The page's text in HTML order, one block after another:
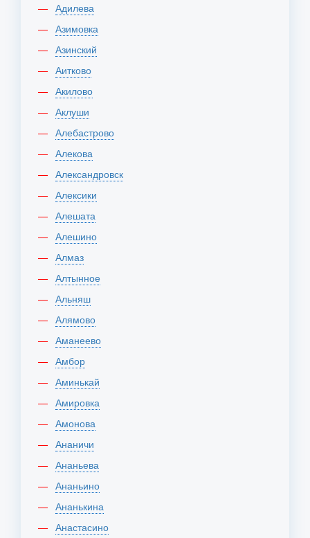
Адилева
Азимовка
Азинский
Аитково
Акилово
Аклуши
Алебастрово
Алекова
Александровск
Алексики
Алешата
Алешино
Алмаз
Алтынное
Альняш
Алямово
Аманеево
Амбор
Аминькай
Амировка
Амонова
Ананичи
Ананьева
Ананьино
Ананькина
Анастасино